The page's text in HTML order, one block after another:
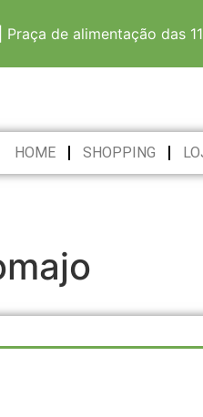
de alimentação das
HOME SHOPPING